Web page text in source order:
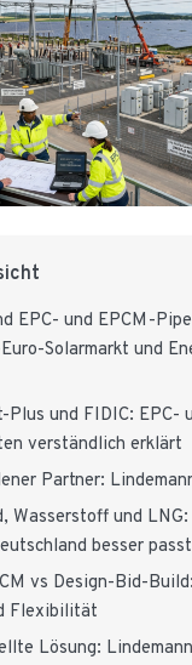
EPC- und EPCM-
Solarmarkt und
Plus und FIDIC: EPC-
verständlich erklärt
Partner:
Wasserstoff und LNG:
besser passt
vs Design-Bid-
Flexibilität
Lösung: